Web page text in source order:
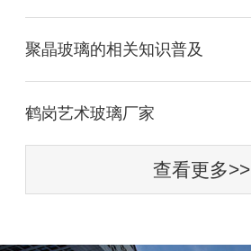
聚晶玻璃的相关知识普及
鹤岗艺术玻璃厂家
查看更多>>